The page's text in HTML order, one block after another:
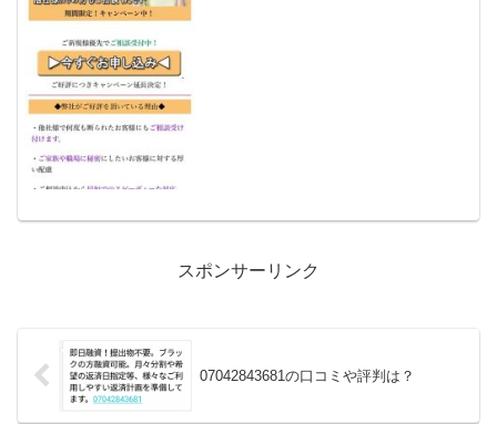
スポンサーリンク
07042843681の口コミや評判は？